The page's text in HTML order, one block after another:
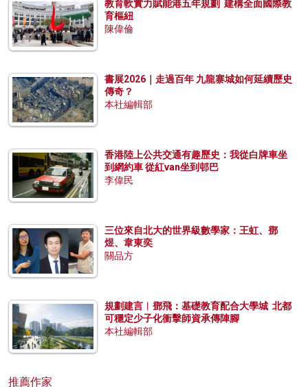
教育軟實力賦能港五年規劃 建構全面國際教
育樞紐
陳偉倫
書展2026｜走過百年 九龍寨城如何延續歷史
傳奇？
本社編輯部
香港陸上公共交通有趣歷史：我從白牌車坐
到網約車 從紅van坐到邨巴
李偉民
三位來自北大的世界級數學家：王虹、鄧
煜、韋東奕
關品方
規劃建言︱鄧飛：基礎教育配合大學城 北都
可穩定少子化衝擊師資承傳陣腳
本社編輯部
推薦作家